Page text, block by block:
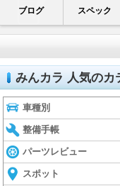
ブログ スペック
みんカラ 人気のカ
車種別
整備手帳
パーツレビュー
スポット